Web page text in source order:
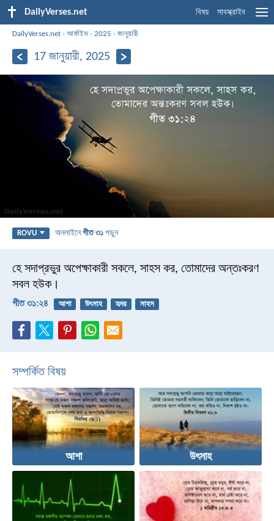
DailyVerses.net বিষয় সাবস্ক্রাইব
DailyVerses.net ›আর্কাইভ›2025 ›জানুয়ারী
17 জানুয়ারী, 2025
ROVU অনলাইনেগীত ৩১ পড়ুন
হে সদাপ্রভুর অপেক্ষাকারী সকলে, সাহস কর, তোমাদের অন্তঃকরণ
সবল হউক।
গীত ৩১:২৪ আশা উৎসাহ হৃদয় সাহস
সম্পর্কিত বিষয়
আশা উৎসাহ